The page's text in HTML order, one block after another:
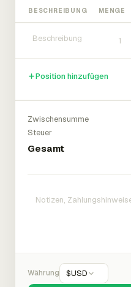
BESCHREIBUNG MENGE
Position hinzufügen
Zwischensumme
Steuer
Gesamt
Währung $USD